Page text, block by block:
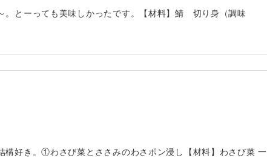
。とーっても美味しかったです。【材料】鯖 切り身（調味
構好き。①わさび菜とささみのわさポン浸し【材料】わさび菜 一